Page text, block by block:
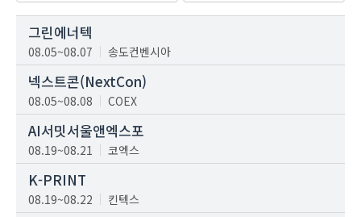
그린에너텍
08.05~08.07 송도컨벤시아
넥스트콘(NextCon)
08.05~08.08 COEX
AI서밋서울앤엑스포
08.19~08.21 코엑스
K-PRINT
08.19~08.22 킨텍스